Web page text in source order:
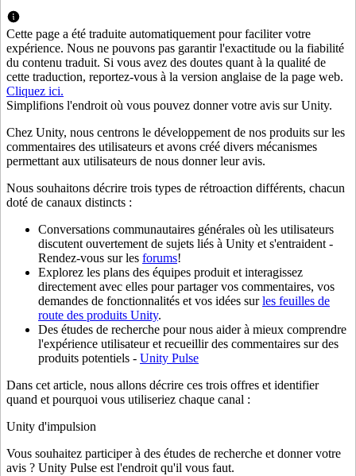
LiveOps
Informations post-lancement et opérations de jeu en direct
Développez
Acquisition de nouveaux joueurs
Faites-vous découvrir et acquérez des utilisateurs mobiles
Achats intégrés
Gérer IAP entre les magasins et D2C
Monétisation
Connectez les joueurs avec les bons jeux
Cas d’utilisation
Jeux mobiles
Créez et développez des succès mobiles avec Unity
Jeux indépendants
Lancez de grands jeux avec de petites équipes
Jeux XR
Lancez des jeux XR sur plusieurs plateformes
Jeux multijoueur
Simplifiez le développement de jeux multijoueurs
Distribution
Transformer les expériences en magasin en expériences en ligne
Automobile
Stimulez l'innovation et les expériences en voiture
Voir toutes les industries
Informations
Études de cas
Histoires de succès dans le monde réel
Guides des meilleures pratiques
Conseils et astuces d'experts
Démos
Démos, échantillons et éléments de base
Toutes les ressources
Nouveautés
Mises à jour, informations et conseils techniques
Actualités
Actualités, histoires et centre de presse
Rejoignez les développeurs, créateurs et initiés
Unity Awards
Célébration des créateurs Unity dans le monde entier
Guides pratiques
Conseils pratiques et meilleures pratiques
Formation
Pour les étudiants
Démarrez votre carrière
Pour les enseignants
Boostez votre enseignement
Licence d'enseignement subventionnée
Apportez la puissance de Unity à votre institution
Certifications
Prouvez votre maîtrise de Unity
Cette page a été traduite automatiquement pour faciliter votre
expérience. Nous ne pouvons pas garantir l'exactitude ou la fiabilité
du contenu traduit. Si vous avez des doutes quant à la qualité de
cette traduction, reportez-vous à la version anglaise de la page web.
Cliquez ici.
Simplifions l'endroit où vous pouvez donner votre avis sur Unity.
Chez Unity, nous centrons le développement de nos produits sur les
commentaires des utilisateurs et avons créé divers mécanismes
permettant aux utilisateurs de nous donner leur avis.
Nous souhaitons décrire trois types de rétroaction différents, chacun
doté de canaux distincts :
Conversations communautaires générales où les utilisateurs
discutent ouvertement de sujets liés à Unity et s'entraident -
Rendez-vous sur les forums!
Explorez les plans des équipes produit et interagissez
directement avec elles pour partager vos commentaires, vos
demandes de fonctionnalités et vos idées surles feuilles de
route des produits Unity.
Des études de recherche pour nous aider à mieux comprendre
l'expérience utilisateur et recueillir des commentaires sur des
produits potentiels - Unity Pulse
Dans cet article, nous allons décrire ces trois offres et identifier
quand et pourquoi vous utiliseriez chaque canal :
Unity d'impulsion
Vous souhaitez participer à des études de recherche et donner votre
avis ? Unity Pulse est l'endroit qu'il vous faut.